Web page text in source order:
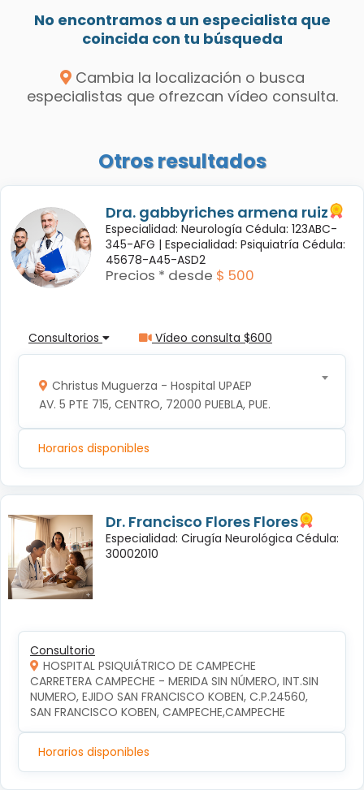
No encontramos a un especialista que
coincida con tu búsqueda
Cambia la localización o busca
especialistas que ofrezcan vídeo consulta.
Otros resultados
Dra. gabbyriches armena ruiz
Especialidad: Neurología Cédula: 123ABC-
345-AFG | Especialidad: Psiquiatría Cédula:
45678-A45-ASD2
Precios * desde $ 500
Consultorios Vídeo consulta $600
Christus Muguerza - Hospital UPAEP
AV. 5 PTE 715, CENTRO, 72000 PUEBLA, PUE.
Horarios disponibles
Dr. Francisco Flores Flores
Especialidad: Cirugía Neurológica Cédula:
30002010
Consultorio
HOSPITAL PSIQUIÁTRICO DE CAMPECHE
CARRETERA CAMPECHE - MERIDA SIN NÚMERO, INT.SIN
NUMERO, EJIDO SAN FRANCISCO KOBEN, C.P.24560,
SAN FRANCISCO KOBEN, CAMPECHE,CAMPECHE
Horarios disponibles